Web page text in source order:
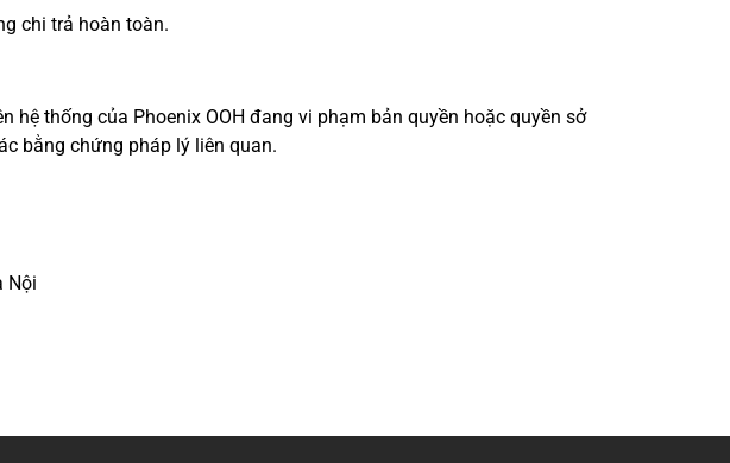
chi trả hoàn toàn.
thống của Phoenix OOH đang vi phạm bản quyền hoặc quyền sở
bằng chứng pháp lý liên quan.
Nội